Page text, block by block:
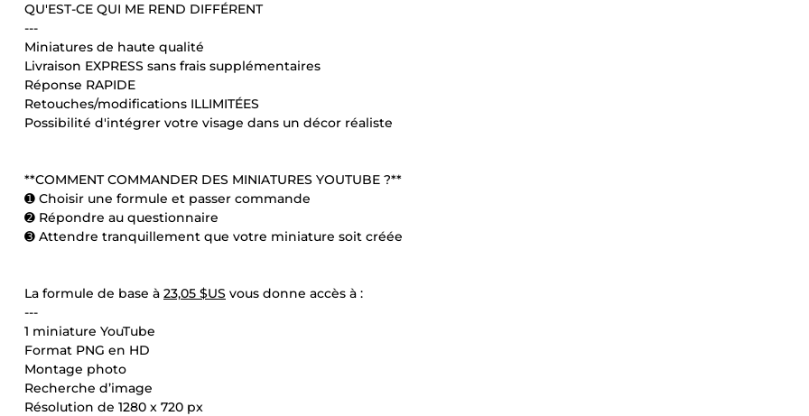
QU'EST-CE QUI ME REND DIFFÉRENT
---
Miniatures de haute qualité
Livraison EXPRESS sans frais supplémentaires
Réponse RAPIDE
Retouches/modifications ILLIMITÉES
Possibilité d'intégrer votre visage dans un décor réaliste
**COMMENT COMMANDER DES MINIATURES YOUTUBE ?**
➊ Choisir une formule et passer commande
➋ Répondre au questionnaire
➌ Attendre tranquillement que votre miniature soit créée
La formule de base à 23,05 $US vous donne accès à :
---
1 miniature YouTube
Format PNG en HD
Montage photo
Recherche d’image
Résolution de 1280 x 720 px